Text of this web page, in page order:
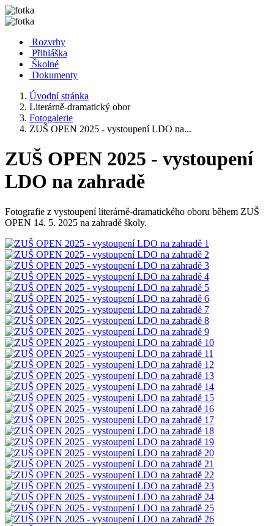
Rozvrhy
Přihláška
Školné
Dokumenty
Úvodní stránka
Literárně-dramatický obor
Fotogalerie
ZUŠ OPEN 2025 - vystoupení LDO na...
ZUŠ OPEN 2025 - vystoupení
LDO na zahradě
Fotografie z vystoupení literárně-dramatického oboru během ZUŠ
OPEN 14. 5. 2025 na zahradě školy.